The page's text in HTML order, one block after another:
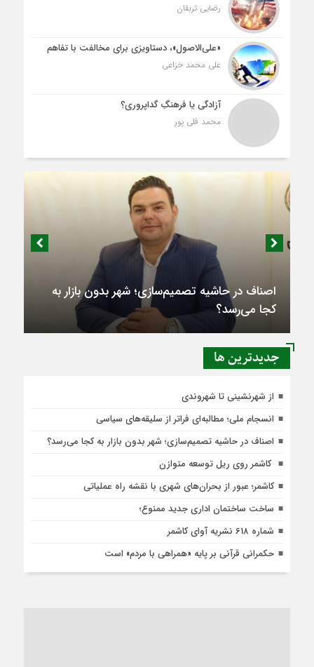
رضایی تربقان
«علی‌الاصول»، دستاویزی برای مخالفت با تفاهم
علی محمد خزاعی
آزادگی یا فرهنگِ گداپروری؟
محمد قلی پور
اصناف در حاشیه تصمیم‌سازی؛ شهر بدون بازار به
کجا می‌رسد؟
جديدترين ها
از شهرنشینی تا شهروندی
انسجام ملی؛ مطالبه‌ای فراتر از سلیقه‌های سیاسی
اصناف در حاشیه تصمیم‌سازی؛ شهر بدون بازار به کجا می‌رسد؟
کاشمر روی ریل توسعه متوازن
کاشمر؛ عبور از بحران‌های شهری با نقشه راه عملیاتی
ساخت ساختمان اداری جدید ممنوع؛
شماره 618 نشریه آوای کاشمر
حکمرانی قرآنی بر پایه «همراهی با مردم» است